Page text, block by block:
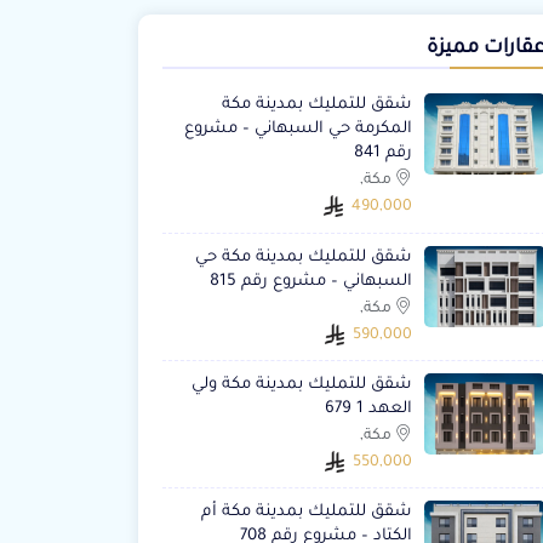
مميزة
شقق للتمليك بمدينة مكة
المكرمة حي السبهاني – مشروع
رقم 841
مكة,
490,000
شقق للتمليك بمدينة مكة حي
السبهاني – مشروع رقم 815
مكة,
590,000
شقق للتمليك بمدينة مكة ولي
العهد 1 679
مكة,
550,000
شقق للتمليك بمدينة مكة أم
الكتاد – مشروع رقم 708